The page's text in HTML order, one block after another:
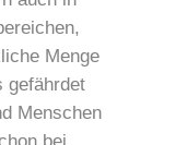
Menge
gefährdet
Menschen
bei